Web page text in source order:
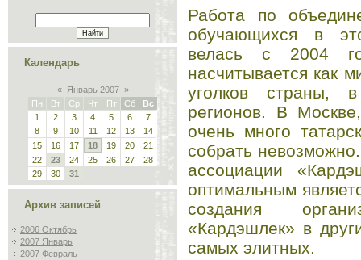
Календарь
« Январь 2007 »
Пн
Вт Ср Чт Пт Сб
Вс
1
2 3 4 5 6
7
8
9 10 11 12 13
14
15
16 17 18 19 20
21
22
23 24 25 26 27
28
29
30 31
Архив записей
2006 Октябрь
2007 Январь
2007 Февраль
Работа по
обучающихся в
велась с 2004
насчитывается как
уголков страны,
регионов. В
очень много
собрать
ассоциации
оптимальным
создания
«Кардэшлек» в
самых элитных.